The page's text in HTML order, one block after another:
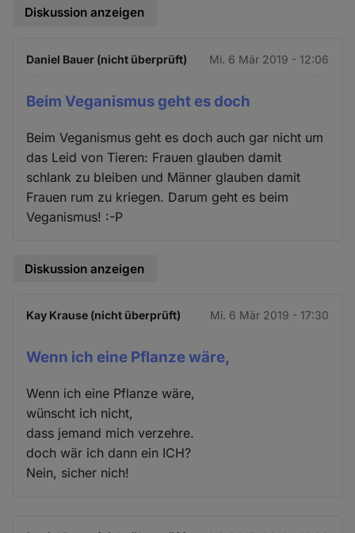
Diskussion anzeigen
Daniel Bauer (nicht überprüft) Mi. 6 Mär 2019 - 12:06
Beim Veganismus geht es doch
Beim Veganismus geht es doch auch gar nicht um
das Leid von Tieren: Frauen glauben damit
schlank zu bleiben und Männer glauben damit
Frauen rum zu kriegen. Darum geht es beim
Veganismus! :-P
Diskussion anzeigen
Kay Krause (nicht überprüft) Mi. 6 Mär 2019 - 17:30
Wenn ich eine Pflanze wäre,
Wenn ich eine Pflanze wäre,
wünscht ich nicht,
dass jemand mich verzehre.
doch wär ich dann ein ICH?
Nein, sicher nich!